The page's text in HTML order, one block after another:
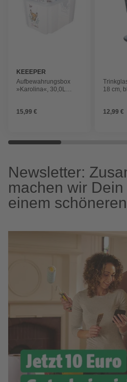
KEEEPER
Aufbewahrungsbox
»Karolina«, 30,0L
15,99 €
18 cm,
12,99 €
Newsletter:
machen wir
einem